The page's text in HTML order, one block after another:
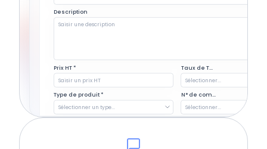
Description
Saisir une description
Prix HT *
Saisir un prix HT
Taux de T...
Sélectionner...
Type de produit *
Sélectionner un type...
N° de com...
Sélectionner...